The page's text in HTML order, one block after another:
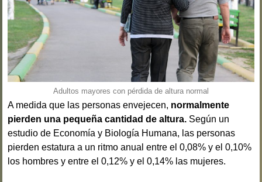
Adultos mayores con pérdida de altura normal
A medida que las personas envejecen, normalmente
pierden una pequeña cantidad de altura. Según un
estudio de Economía y Biología Humana, las personas
pierden estatura a un ritmo anual entre el 0,08% y el 0,10%
los hombres y entre el 0,12% y el 0,14% las mujeres.